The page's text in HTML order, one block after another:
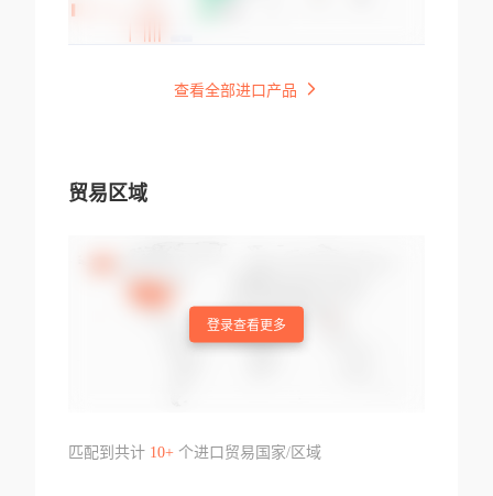
查看全部进口产品
贸易区域
登录查看更多
匹配到共计 10+个进口贸易国家/区域